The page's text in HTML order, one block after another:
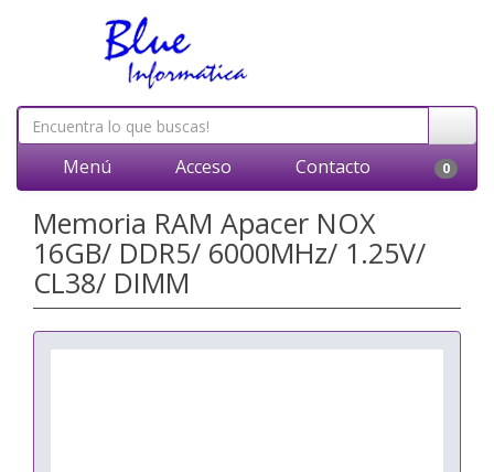
Menú Acceso Contacto 0
Memoria RAM Apacer NOX
16GB/ DDR5/ 6000MHz/ 1.25V/
CL38/ DIMM